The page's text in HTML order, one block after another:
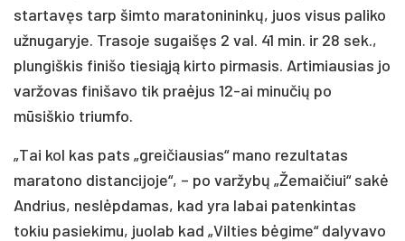
startavęs tarp šimto maratonininkų, juos visus paliko
užnugaryje. Trasoje sugaišęs 2 val. 41 min. ir 28 sek.,
plungiškis finišo tiesiąją kirto pirmasis. Artimiausias jo
varžovas finišavo tik praėjus 12-ai minučių po
mūsiškio triumfo.
„Tai kol kas pats „greičiausias“ mano rezultatas
maratono distancijoje“, – po varžybų „Žemaičiui“ sakė
Andrius, neslėpdamas, kad yra labai patenkintas
tokiu pasiekimu, juolab kad „Vilties bėgime“ dalyvavo